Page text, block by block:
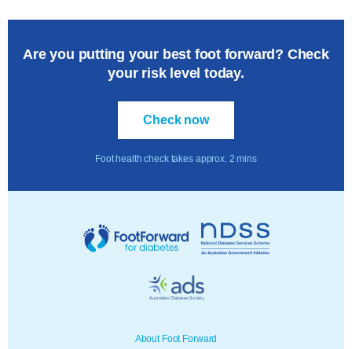
Are you putting your best foot forward? Check
your risk level today.
Foot health check takes approx. 2 mins
Check now
About Foot Forward